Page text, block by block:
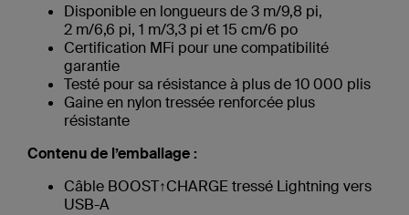
Disponible en longueurs de 3 m/9,8 pi,
2 m/6,6 pi, 1 m/3,3 pi et 15 cm/6 po
Certification MFi pour une compatibilité
garantie
Testé pour sa résistance à plus de 10 000 plis
Gaine en nylon tressée renforcée plus
résistante
Contenu de l’emballage :
Câble BOOST↑CHARGE tressé Lightning vers
USB-A